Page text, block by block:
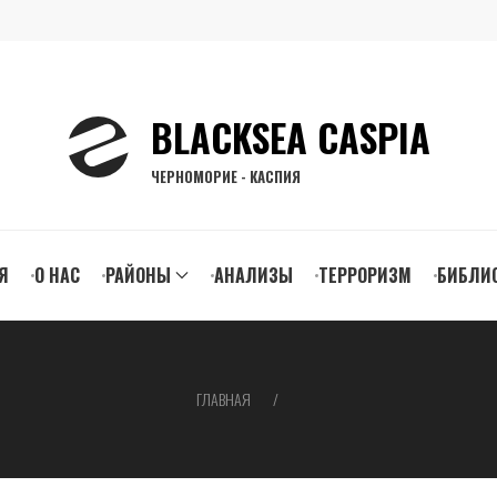
BLACKSEA CASPIA
ЧЕРНОМОРИЕ - КАСПИЯ
О НАС РАЙОНЫ АНАЛИЗЫ ТЕРРОРИЗМ
ГЛАВНАЯ